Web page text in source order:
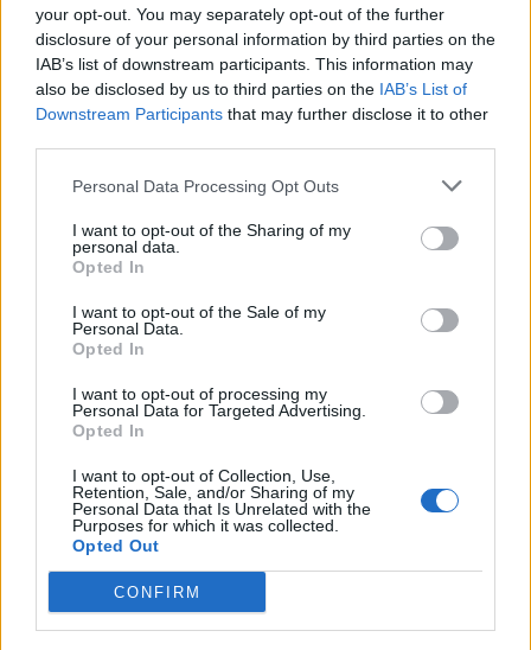
your opt-out. You may separately opt-out of the further
disclosure of your personal information by third parties on the
IAB’s list of downstream participants. This information may
also be disclosed by us to third parties on the IAB’s List of
Downstream Participants that may further disclose it to other
Personal Data Processing Opt Outs
I want to opt-out of the Sharing of my
personal data.
Opted In
I want to opt-out of the Sale of my
Personal Data.
Opted In
I want to opt-out of processing my
Personal Data for Targeted Advertising.
Opted In
I want to opt-out of Collection, Use,
Retention, Sale, and/or Sharing of my
Personal Data that Is Unrelated with the
Purposes for which it was collected.
Opted Out
CONFIRM